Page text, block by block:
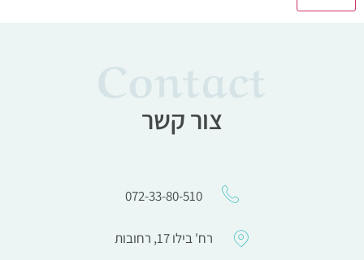
צור קשר
072-33-80-510
רח' בילו 17, רחובות